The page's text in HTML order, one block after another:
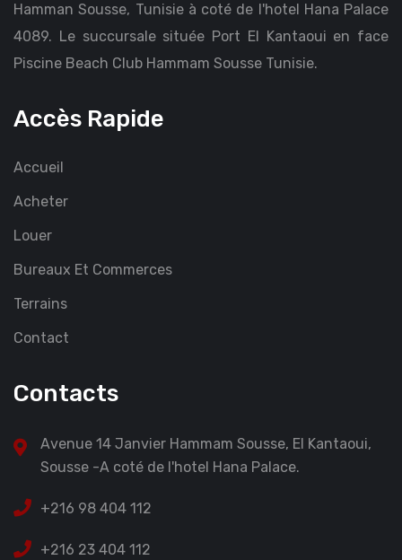
Hamman Sousse, Tunisie à coté de l'hotel Hana Palace
4089. Le succursale située Port El Kantaoui en face
Piscine Beach Club Hammam Sousse Tunisie.
Accès Rapide
Accueil
Acheter
Louer
Bureaux Et Commerces
Terrains
Contact
Contacts
Avenue 14 Janvier Hammam Sousse, El Kantaoui,
Sousse -A coté de l'hotel Hana Palace.
+216 98 404 112
+216 23 404 112